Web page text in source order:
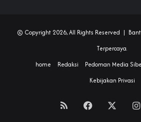
© Copyright 2026, All Rights Reserved |
Terpercaya.
home
Redaksi Pedoman Media
Kebijakan Privasi
RSS Facebook